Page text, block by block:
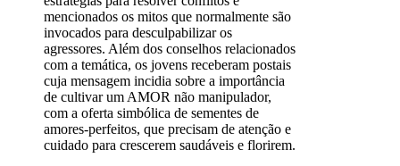
mencionados os mitos que normalmente são
invocados para desculpabilizar os
agressores. Além dos conselhos relacionados
com a temática, os jovens receberam postais
cuja mensagem incidia sobre a importância
de cultivar um AMOR não manipulador,
com a oferta simbólica de sementes de
amores-perfeitos, que precisam de atenção e
cuidado para crescerem saudáveis e florirem.